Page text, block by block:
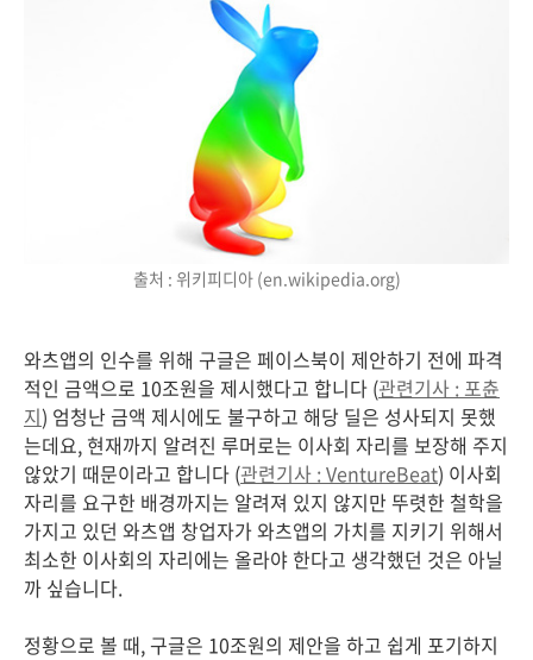
출처 : 위키피디아 (en.wikipedia.org)
와츠앱의 인수를 위해 구글은 페이스북이 제안하기 전에 파격
적인 금액으로 10조원을 제시했다고 합니다 (관련기사 : 포츈
지) 엄청난 금액 제시에도 불구하고 해당 딜은 성사되지 못했
는데요, 현재까지 알려진 루머로는 이사회 자리를 보장해 주지
않았기 때문이라고 합니다 (관련기사 : VentureBeat) 이사회
자리를 요구한 배경까지는 알려져 있지 않지만 뚜렷한 철학을
가지고 있던 와츠앱 창업자가 와츠앱의 가치를 지키기 위해서
최소한 이사회의 자리에는 올라야 한다고 생각했던 것은 아닐
까 싶습니다.
정황으로 볼 때, 구글은 10조원의 제안을 하고 쉽게 포기하지